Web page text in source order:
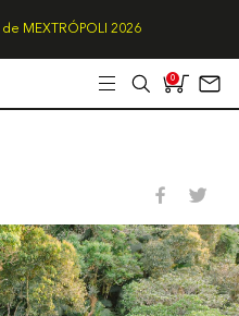
MEXTRÓPOLI 2026
0